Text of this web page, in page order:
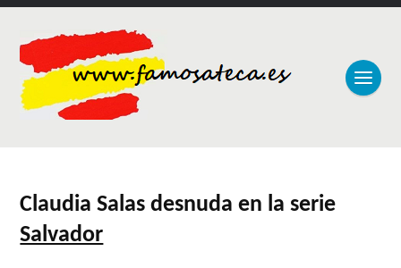
Claudia Salas desnuda en la serie
Salvador